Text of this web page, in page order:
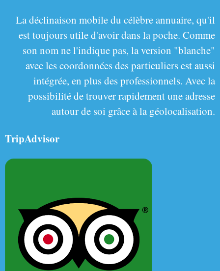
La déclinaison mobile du célèbre annuaire, qu'il
est toujours utile d'avoir dans la poche. Comme
son nom ne l'indique pas, la version "blanche"
avec les coordonnées des particuliers est aussi
intégrée, en plus des professionnels. Avec la
possibilité de trouver rapidement une adresse
autour de soi grâce à la géolocalisation.
TripAdvisor